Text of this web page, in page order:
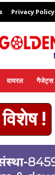
Privacy Policy
वायरल गैजेट्स
!